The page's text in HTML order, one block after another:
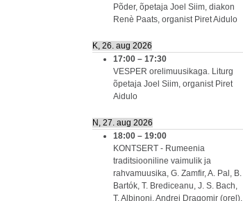
Põder, õpetaja Joel Siim, diakon
Renè Paats, organist Piret Aidulo
K, 26. aug 2026
17:00 – 17:30
VESPER orelimuusikaga. Liturg
õpetaja Joel Siim, organist Piret
Aidulo
N, 27. aug 2026
18:00 – 19:00
KONTSERT - Rumeenia
traditsiooniline vaimulik ja
rahvamuusika, G. Zamfir, A. Pal, B.
Bartók, T. Brediceanu, J. S. Bach,
T. Albinoni. Andrei Dragomir (orel),